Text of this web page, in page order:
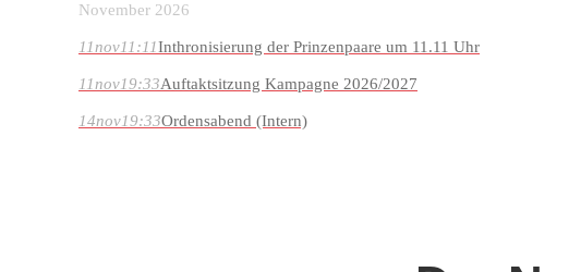
November 2026
11nov11:11Inthronisierung der Prinzenpaare um 11.11 Uhr
11nov19:33Auftaktsitzung Kampagne 2026/2027
14nov19:33Ordensabend (Intern)